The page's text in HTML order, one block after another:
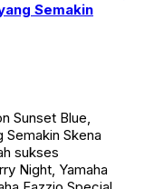
Semakin
Sunset Blue,
Semakin Skena
sukses
Night, Yamaha